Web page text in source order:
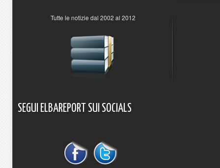
Tutte le notizie dal 2002 al 2012
SEGUI ELBAREPORT SUI SOCIALS